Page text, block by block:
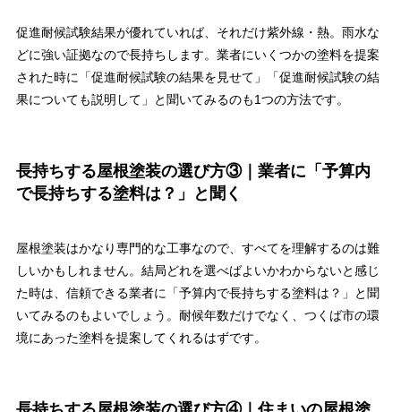
促進耐候試験結果が優れていれば、それだけ紫外線・熱。雨水な
どに強い証拠なので長持ちします。業者にいくつかの塗料を提案
された時に「促進耐候試験の結果を見せて」「促進耐候試験の結
果についても説明して」と聞いてみるのも1つの方法です。
長持ちする屋根塗装の選び方③｜業者に「予算内
で長持ちする塗料は？」と聞く
屋根塗装はかなり専門的な工事なので、すべてを理解するのは難
しいかもしれません。結局どれを選べばよいかわからないと感じ
た時は、信頼できる業者に「予算内で長持ちする塗料は？」と聞
いてみるのもよいでしょう。耐候年数だけでなく、つくば市の環
境にあった塗料を提案してくれるはずです。